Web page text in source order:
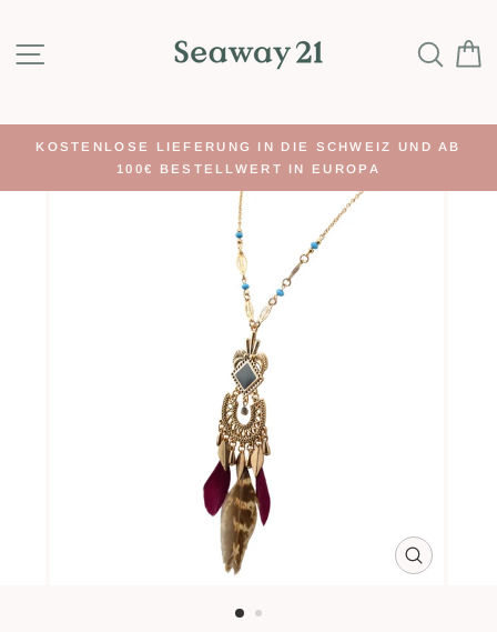
zum
SEITENNAVIGATION
KOSTENLOSE LIEFERUNG IN DIE SCHWEIZ UND AB
100€ BESTELLWERT IN EUROPA